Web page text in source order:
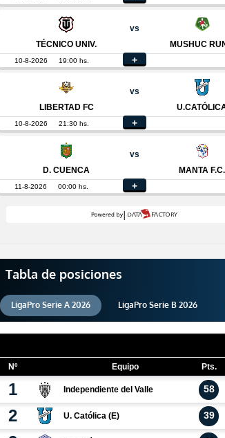
Tabla de posiciones
LigaPro Serie A 2026 LigaPro Serie B 2026